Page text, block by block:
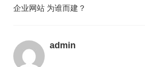
企业网站 为谁而建？
admin